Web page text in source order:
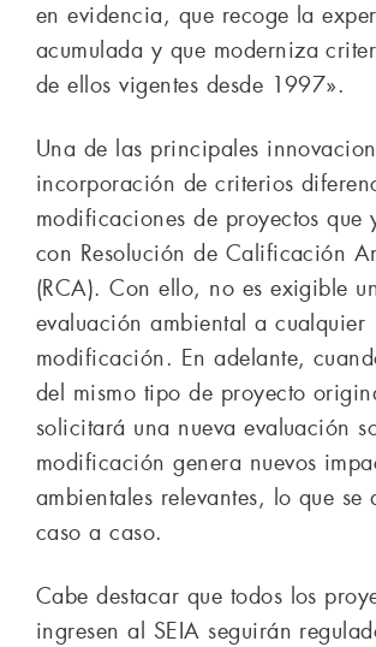
en evidencia, que recoge la
acumulada y que moderniza
de ellos vigentes desde 1997».
Una de las principales
incorporación de criterios
modificaciones de proyectos que
con Resolución de Calificación
(RCA). Con ello, no es exigible
evaluación ambiental a cualquier
modificación. En adelante,
del mismo tipo de proyecto
solicitará una nueva evaluación
modificación genera nuevos
ambientales relevantes, lo que se
caso a caso.
Cabe destacar que todos los
ingresen al SEIA seguirán